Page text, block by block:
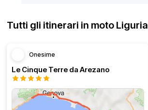
Tutti gli itinerari in moto Liguria
Onesime
Le Cinque Terre da Arezano